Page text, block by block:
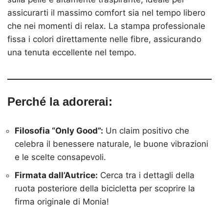
assicurarti il massimo comfort sia nel tempo libero
che nei momenti di relax. La stampa professionale
fissa i colori direttamente nelle fibre, assicurando
una tenuta eccellente nel tempo.
Perché la adorerai:
Filosofia “Only Good”: Un claim positivo che
celebra il benessere naturale, le buone vibrazioni
e le scelte consapevoli.
Firmata dall’Autrice: Cerca tra i dettagli della
ruota posteriore della bicicletta per scoprire la
firma originale di Monia!